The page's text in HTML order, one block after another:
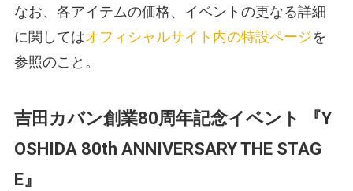
なお、各アイテムの価格、イベントの更なる詳細
に関してはオフィシャルサイト内の特設ページを
参照のこと。
吉田カバン創業80周年記念イベント 『Y
OSHIDA 80th ANNIVERSARY THE STAG
E』